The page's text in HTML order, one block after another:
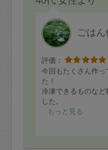
ごは
評価：
今回もたくさん作
た！
冷凍できるものなど
した。
もっと見る